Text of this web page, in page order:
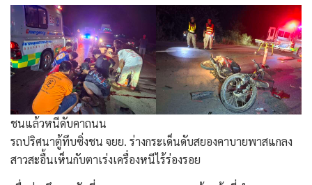
ชนแล้วหนีดับคาถนน
​รถปริศนาตู้ทึบซิ่งชน จยย. ร่างกระเด็นดับสยองคาบายพาสแกลง
สาวสะอื้นเห็นกับตาเร่งเครื่องหนีไร้ร่องรอย